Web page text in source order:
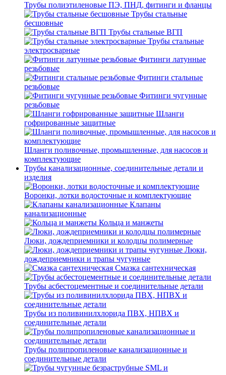
Трубы полиэтиленовые ПЭ, ПНД, фитинги и фланцы
Трубы стальные
бесшовные
Трубы стальные ВГП
Трубы стальные
электросварные
Фитинги латунные
резьбовые
Фитинги стальные
резьбовые
Фитинги чугунные
резьбовые
Шланги
гофрированные защитные
Шланги поливочные, промышленные, для насосов и
комплектующие
Трубы канализационные, соединительные детали и
изделия
Воронки, лотки водосточные и комплектующие
Клапаны
канализационные
Кольца и манжеты
Люки, дождеприемники и колодцы полимерные
Люки,
дождеприемники и трапы чугунные
Смазка сантехническая
Трубы асбестоцементные и соединительные детали
Трубы из поливинилхлорида ПВХ, НПВХ и
соединительные детали
Трубы полипропиленовые канализационные и
соединительные детали